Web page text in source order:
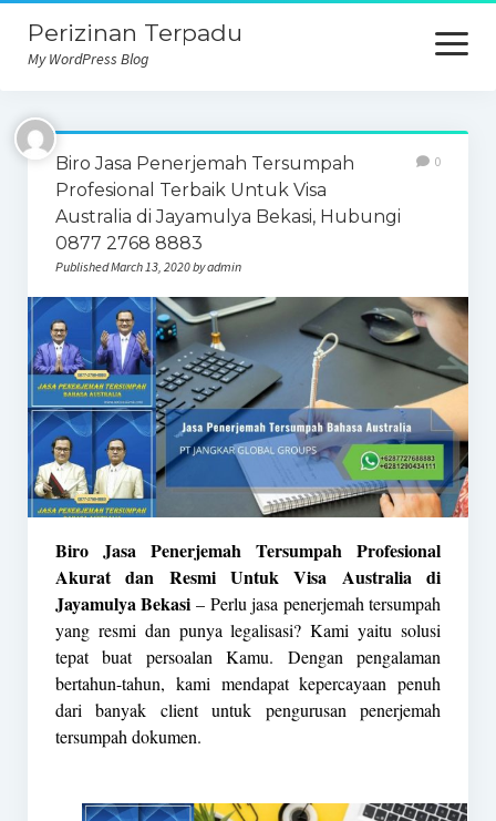
Perizinan Terpadu
My WordPress Blog
open
menu
Biro Jasa Penerjemah Tersumpah
Profesional Terbaik Untuk Visa
Australia di Jayamulya Bekasi, Hubungi
0877 2768 8883
Published March 13, 2020 by admin
0
Biro Jasa Penerjemah Tersumpah Profesional
Akurat dan Resmi Untuk Visa Australia di
Jayamulya Bekasi – Perlu jasa penerjemah tersumpah
yang resmi dan punya legalisasi? Kami yaitu solusi
tepat buat persoalan Kamu. Dengan pengalaman
bertahun-tahun, kami mendapat kepercayaan penuh
dari banyak client untuk pengurusan penerjemah
tersumpah dokumen.